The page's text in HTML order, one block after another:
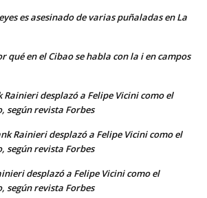
es asesinado de varias puñaladas en La
qué en el Cibao se habla con la i en campos
Rainieri desplazó a Felipe Vicini como el
según revista Forbes
Rainieri desplazó a Felipe Vicini como el
según revista Forbes
desplazó a Felipe Vicini como el
según revista Forbes